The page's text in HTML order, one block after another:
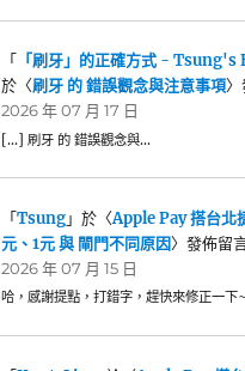
「 「刷牙」的正確方式 - Tsung's
於〈刷牙 的 錯誤觀念與注意事項〉
2026 年 07 月 17 日
[…] 刷牙 的 錯誤觀念與…
「Tsung」於〈Apple Pay 搭台北
元、1元 與 閘門不同原因〉發佈留
2026 年 07 月 15 日
哈，感謝提點，打錯字，趕快來修正一下